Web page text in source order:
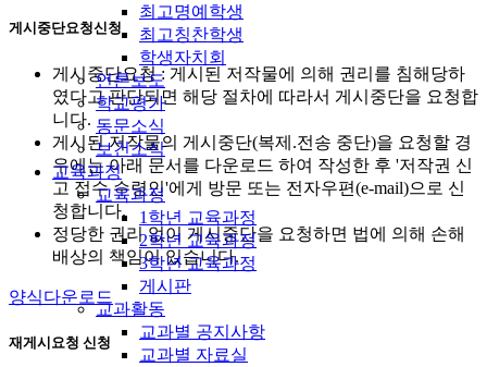
최고명예학생
최고칭찬학생
학생자치회
언론보도
학교평가
동문소식
보건소식
교육과정
교육과정
1학년 교육과정
2학년 교육과정
3학년 교육과정
게시판
교과활동
교과별 공지사항
교과별 자료실
게시중단요청신청
게시중단요청 : 게시된 저작물에 의해 권리를 침해당하
였다고 판단되면 해당 절차에 따라서 게시중단을 요청합
니다.
게시된 저작물의 게시중단(복제.전송 중단)을 요청할 경
우에는 아래 문서를 다운로드 하여 작성한 후 '저작권 신
고 접수 수령인'에게 방문 또는 전자우편(e-mail)으로 신
청합니다.
정당한 권리 없이 게시중단을 요청하면 법에 의해 손해
배상의 책임이 있습니다.
양식다운로드
재게시요청 신청